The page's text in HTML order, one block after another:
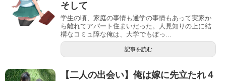
そして
学生の頃、家庭の事情も通学の事情もあって実家か
ら離れてアパート住まいだった。人見知りの上に結
構なコミュ障な俺は、大学でもぼっ...
記事を読む
【二人の出会い】俺は嫁に先立たれ４